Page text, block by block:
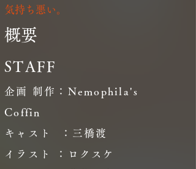
気持ち悪い。
​概要
STAFF
企画 制作：Nemophila's
Coffin
キャスト ：三橋渡
イラスト ：ロクスケ